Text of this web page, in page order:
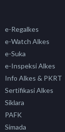
e-Regalkes
e-Watch Alkes
e-Suka
e-Inspeksi Alkes
Info Alkes & PKRT
Sertifikasi Alkes
Siklara
PAFK
Simada